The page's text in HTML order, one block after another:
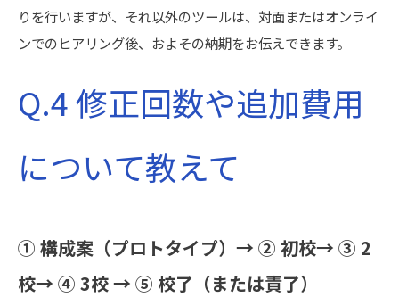
りを行いますが、それ以外のツールは、対面またはオンライ
ンでのヒアリング後、およその納期をお伝えできます。
Q.4 修正回数や追加費用
について教えて
① 構成案（プロトタイプ）→ ② 初校→ ③ 2
校→ ④ 3校 → ⑤ 校了（または責了）